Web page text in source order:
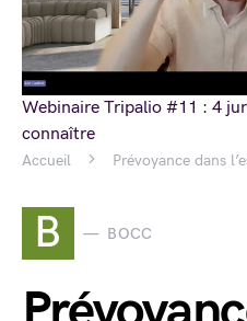
Accueil Prévoyance dans
B BOCC
Webinaire Tripalio #11 : 4
connaître